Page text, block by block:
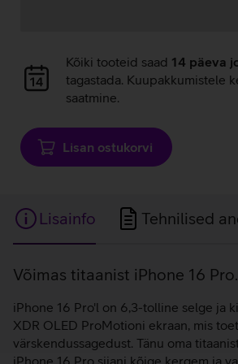
Andmete
laadimine
Kõiki tooteid saad 14 päeva
tagastada. Kuupakkumistele
saatmine.
Lisan ostukorvi
Lisainfo Tehnilised
Lisainfo
Võimas titaanist iPhone 16 Pro.
iPhone 16 Pro'l on 6,3-tolline selge ja
XDR OLED ProMotioni ekraan, mis
värskendussagedust. Tänu oma
iPhone 16 Pro siiani kõige kergem ja